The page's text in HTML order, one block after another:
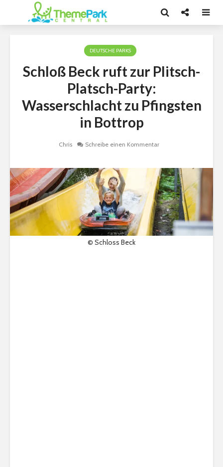
DEUTSCHE PARKS
Schloß Beck ruft zur Plitsch-
Platsch-Party:
Wasserschlacht zu Pfingsten
in Bottrop
Chris Schreibe einen Kommentar
© Schloss Beck